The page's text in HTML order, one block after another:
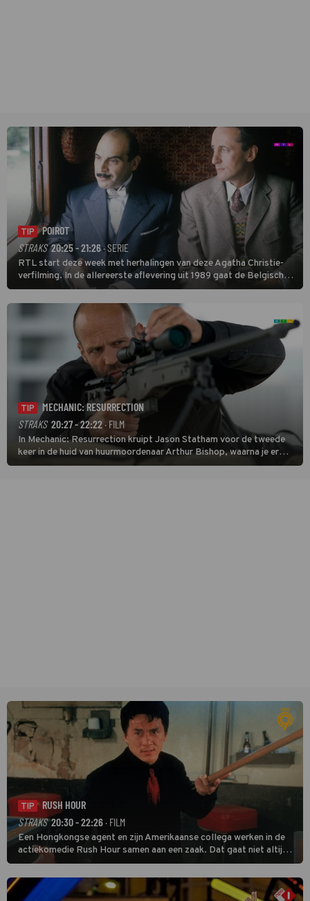
TIP
POIROT
STRAKS 20:25 - 21:26· SERIE
RTL start deze week met herhalingen van deze Agatha Christie-
verfilming. In de allereerste aflevering uit 1989 gaat de Belgische
speurder op zoek naar een vermiste kok. Poirot raakt al snel
verwikkeld in een moordzaak. (HH)
TIP
MECHANIC: RESURRECTION
STRAKS 20:27 - 22:22 · FILM
In Mechanic: Resurrection kruipt Jason Statham voor de tweede
keer in de huid van huurmoordenaar Arthur Bishop, waarna je er
donder op kunt zeggen dat er van Bishops geplande pensioen niet
TIP
RUSH HOUR
STRAKS 20:30 - 22:26· FILM
Een Hongkongse agent en zijn Amerikaanse collega werken in de
actiekomedie Rush Hour samen aan een zaak. Dat gaat niet altijd
van een leien dakje.